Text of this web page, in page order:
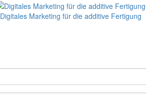
Digitales Marketing für die additive Fertigung